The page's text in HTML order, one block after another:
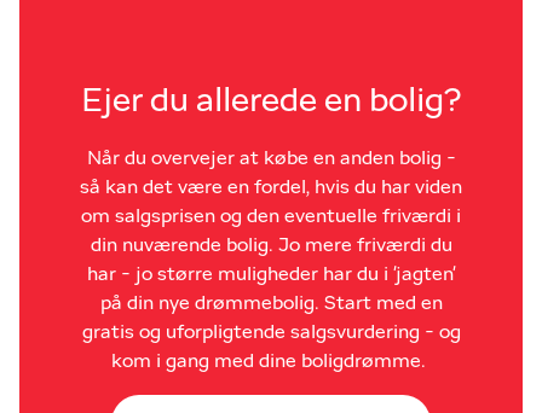
Ejer du allerede en bolig?
Når du overvejer at købe en anden bolig -
så kan det være en fordel, hvis du har viden
om salgsprisen og den eventuelle friværdi i
din nuværende bolig. Jo mere friværdi du
har - jo større muligheder har du i 'jagten'
på din nye drømmebolig. Start med en
gratis og uforpligtende salgsvurdering - og
kom i gang med dine boligdrømme.